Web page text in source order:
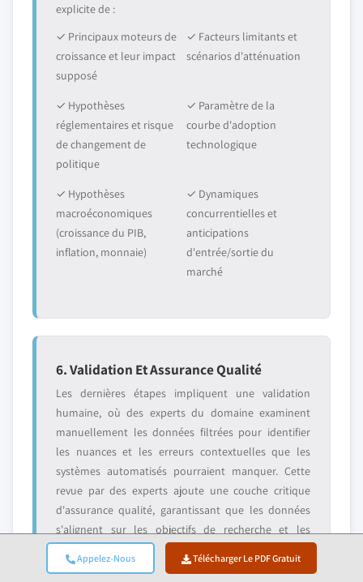
Appelez-Nous Télécharger Le PDF Gratuit
explicite de :
✓ Principaux moteurs de
croissance et leur impact
supposé
✓ Facteurs limitants et
scénarios d'atténuation
✓ Hypothèses
réglementaires et risque
de changement de
politique
✓ Paramètre de la
courbe d'adoption
technologique
✓ Hypothèses
macroéconomiques
(croissance du PIB,
inflation, monnaie)
✓ Dynamiques
concurrentielles et
anticipations
d'entrée/sortie du
marché
6. Validation Et Assurance Qualité
Les dernières étapes impliquent une validation
humaine, où des experts du domaine examinent
manuellement les données filtrées pour identifier
les nuances et les erreurs contextuelles que les
systèmes automatisés pourraient manquer. Cette
revue par des experts ajoute une couche critique
d'assurance qualité, garantissant que les données
s'alignent sur les objectifs de recherche et les
normes spécifiques au domaine.
Notre processus de validation à triple couche assure